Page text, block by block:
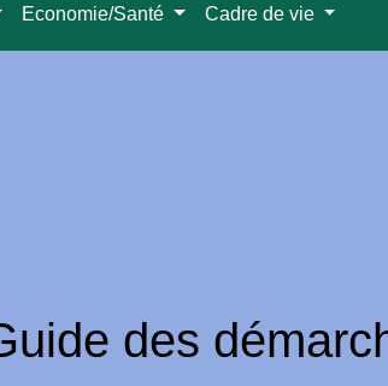
Economie/Santé Cadre de vie
des